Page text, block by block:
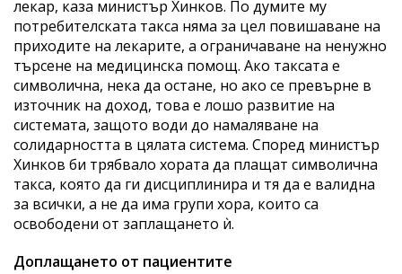
лекар, каза министър Хинков. По думите му
потребителската такса няма за цел повишаване на
приходите на лекарите, а ограничаване на ненужно
търсене на медицинска помощ. Ако таксата е
символична, нека да остане, но ако се превърне в
източник на доход, това е лошо развитие на
системата, защото води до намаляване на
солидарността в цялата система. Според министър
Хинков би трябвало хората да плащат символична
такса, която да ги дисциплинира и тя да е валидна
за всички, а не да има групи хора, които са
освободени от заплащането ѝ.
Доплащането от пациентите